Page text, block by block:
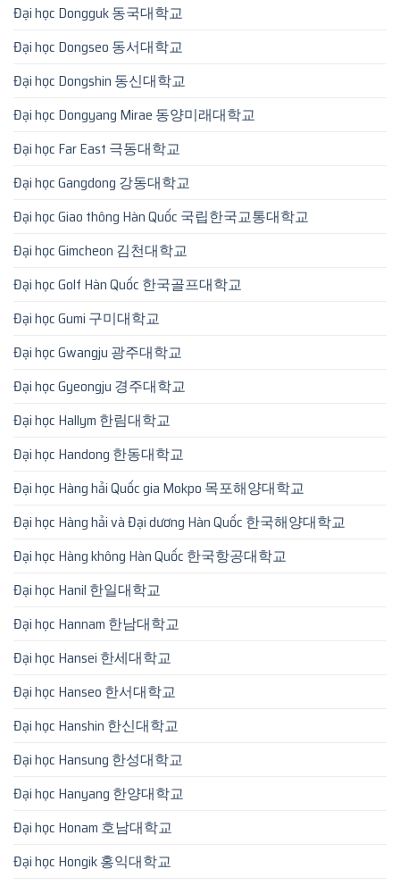
Đại học Dongguk 동국대학교
Đại học Dongseo 동서대학교
Đại học Dongshin 동신대학교
Đại học Dongyang Mirae 동양미래대학교
Đại học Far East 극동대학교
Đại học Gangdong 강동대학교
Đại học Giao thông Hàn Quốc 국립한국교통대학교
Đại học Gimcheon 김천대학교
Đại học Golf Hàn Quốc 한국골프대학교
Đại học Gumi 구미대학교
Đại học Gwangju 광주대학교
Đại học Gyeongju 경주대학교
Đại học Hallym 한림대학교
Đại học Handong 한동대학교
Đại học Hàng hải Quốc gia Mokpo 목포해양대학교
Đại học Hàng hải và Đại dương Hàn Quốc 한국해양대학교
Đại học Hàng không Hàn Quốc 한국항공대학교
Đại học Hanil 한일대학교
Đại học Hannam 한남대학교
Đại học Hansei 한세대학교
Đại học Hanseo 한서대학교
Đại học Hanshin 한신대학교
Đại học Hansung 한성대학교
Đại học Hanyang 한양대학교
Đại học Honam 호남대학교
Đại học Hongik 홍익대학교